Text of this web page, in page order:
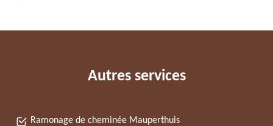
Autres services
Ramonage de cheminée Mauperthuis